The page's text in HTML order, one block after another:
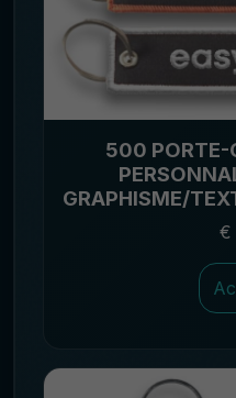
500 PORTE-
GRAPHISME/
€